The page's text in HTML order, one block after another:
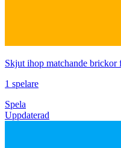
Skjut ihop matchande brickor
1 spelare
Spela
Uppdaterad